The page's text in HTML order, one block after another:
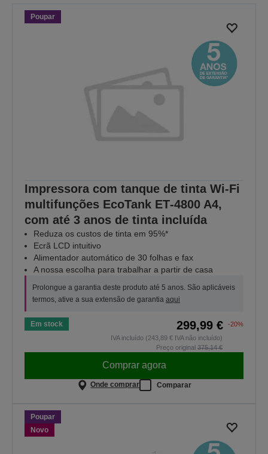
Poupar
Impressora com tanque de tinta Wi-Fi
multifunções EcoTank ET‑4800 A4,
com até 3 anos de tinta incluída
Reduza os custos de tinta em 95%*
Ecrã LCD intuitivo
Alimentador automático de 30 folhas e fax
A nossa escolha para trabalhar a partir de casa
Prolongue a garantia deste produto até 5 anos. São aplicáveis
termos, ative a sua extensão de garantia aqui
Em stock 299,99 €
-20%
IVA incluído (243,89 € IVA não incluído)
Preço original 375,14 €
Comprar agora
Onde comprar Comparar
Poupar
Novo